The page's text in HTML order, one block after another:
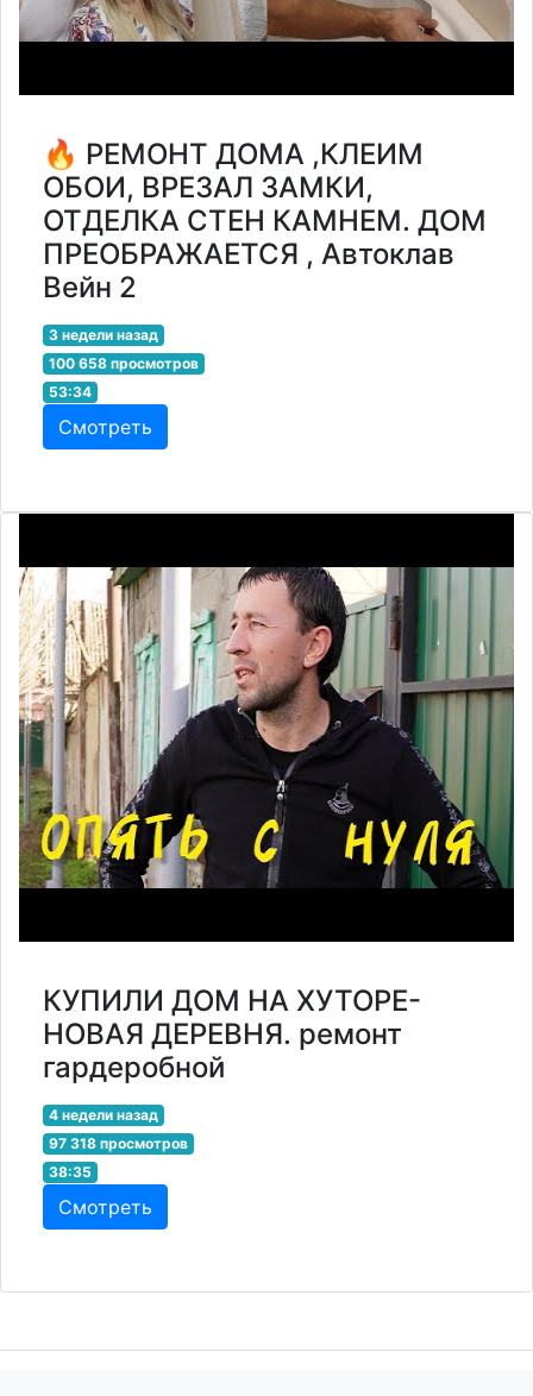
🔥 РЕМОНТ ДОМА ,КЛЕИМ
ОБОИ, ВРЕЗАЛ ЗАМКИ,
ОТДЕЛКА СТЕН КАМНЕМ. ДОМ
ПРЕОБРАЖАЕТСЯ , Автоклав
Вейн 2
3 недели назад
100 658 просмотров
53:34
Смотреть
КУПИЛИ ДОМ НА ХУТОРЕ-
НОВАЯ ДЕРЕВНЯ. ремонт
гардеробной
4 недели назад
97 318 просмотров
38:35
Смотреть